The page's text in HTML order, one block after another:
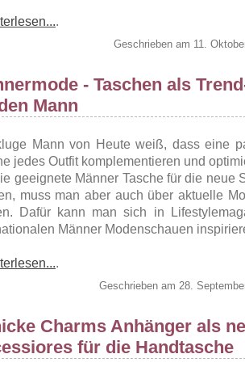
.
Geschrieben am 11.
- Taschen als
Mann
Mann von Heute weiß, dass eine
jedes Outfit komplementieren und
geeignete Männer Tasche für die neue
muss man aber auch über aktuelle
Dafür kann man sich in
Männer Modenschauen
.
Geschrieben am 28.
Charms Anhänger als
für die Handtasche